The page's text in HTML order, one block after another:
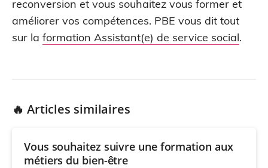
reconversion et vous souhaitez vous former et
améliorer vos compétences. PBE vous dit tout
sur la formation Assistant(e) de service social.
🔥 Articles similaires
Vous souhaitez suivre une formation aux
métiers du bien-être